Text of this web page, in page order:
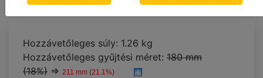
Hozzávetőleges súly: 1.26 kg
Hozzávetőleges gyűjtési méret: 180 mm
(18%) ⇒ 211 mm (21.1%)